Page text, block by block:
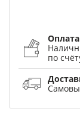
Оплата
по